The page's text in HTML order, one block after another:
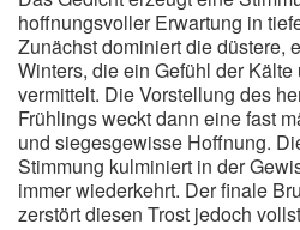
hoffnungsvoller Erwartung in
Zunächst dominiert die düstere,
Winters, die ein Gefühl der
vermittelt. Die Vorstellung des
Frühlings weckt dann eine fast
und siegesgewisse Hoffnung.
Stimmung kulminiert in der
immer wiederkehrt. Der finale
zerstört diesen Trost jedoch